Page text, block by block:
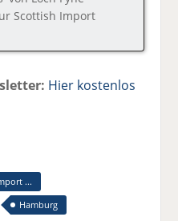
Scottish Import
Hier kostenlos
...
Hamburg